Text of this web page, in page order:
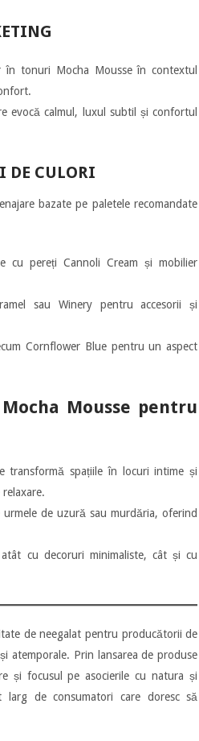
în tonuri Mocha Mousse în contextul
evocă calmul, luxul subtil și confortul
DE CULORI
bazate pe paletele recomandate
cu pereți Cannoli Cream și mobilier
sau Winery pentru accesorii și
Cornflower Blue pentru un aspect
Mousse pentru
transformă spațiile în locuri intime și
de uzură sau murdăria, oferind
cu decoruri minimaliste, cât și cu
de neegalat pentru producătorii de
atemporale. Prin lansarea de produse
și focusul pe asocierile cu natura și
de consumatori care doresc să